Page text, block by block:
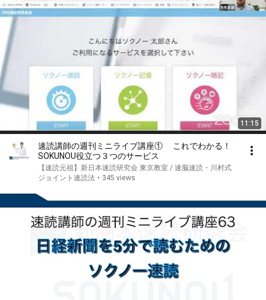
11:15
速読講師の週刊ミニライブ講座① これでわかる！
SOKUNOU役立つ３つのサービス
【速読元祖】新日本速読研究会 東京教室 / 速脳速読・川村式
ジョイント速読法 • 345 views